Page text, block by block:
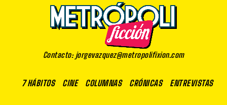
Contacto: jorgevazquez@metropolifixion.com
7 HÁBITOS CINE COLUMNAS CRÓNICAS ENTREVISTAS